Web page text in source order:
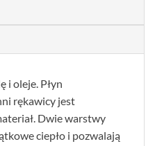
i oleje. Płyn
rękawicy jest
Dwie warstwy
ciepło i pozwalają